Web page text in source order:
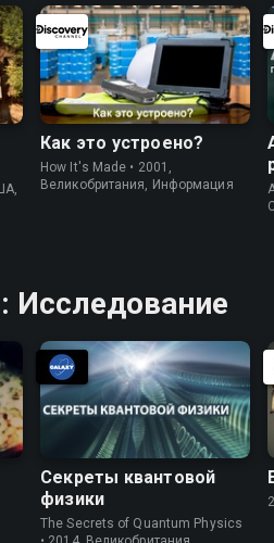
Как это устроено?
How It's Made • 2001,
Великобритания, Информация
Исследование
Секреты квантовой
физики
The Secrets of Quantum Physics